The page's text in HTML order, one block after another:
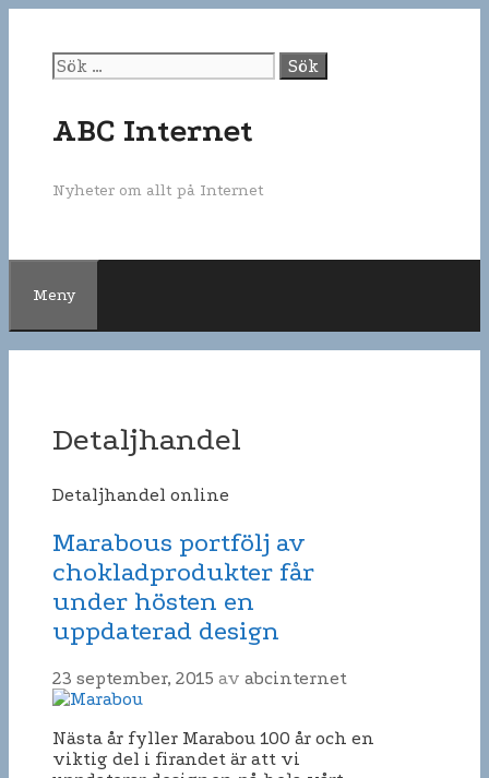
innehåll
Sök
efter:
ABC Internet
Nyheter om allt på Internet
Meny
Detaljhandel
Detaljhandel online
Marabous portfölj av
chokladprodukter får
under hösten en
uppdaterad design
23 september, 2015 av abcinternet
Nästa år fyller Marabou 100 år och en
viktig del i firandet är att vi